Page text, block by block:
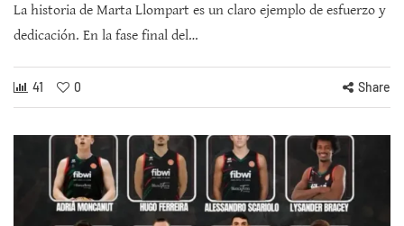
La historia de Marta Llompart es un claro ejemplo de esfuerzo y
dedicación. En la fase final del…
41 0 Share